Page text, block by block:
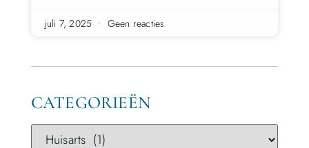
CATEGORIEËN
juli 7, 2025 Geen reacties